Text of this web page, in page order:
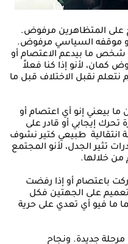
على المتظاهرين مرفوض.
موقفه السياسي مرفوض.
شخص ما بيدعم الاعتصام أو
كمان، لأنو إذا كنا فعلاً
نتعلم نقبل الاختلاف قبل ما
بيعني إنو أي اعتصام أو
إيجابي أو قادر على
انتقالية طبيعي كتير نشوف
تثير الجدل، لأنو المجتمع
من خلالها.
باعتصام أو إذا رفضت
على الجهتين فكل
ما فيو أي تعدي على حرية
الأول ٢٠٢٤ دخلت مرحلة جديدة. ونجاح